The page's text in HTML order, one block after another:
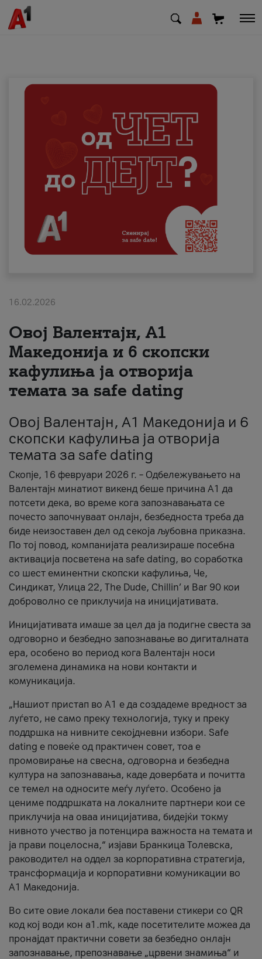
Деловни
Поддршка
Надополни кредит
Плати сметка
#ПодобарОнлајн
16.02.2026
Овој Валентајн, A1
Македонија и 6 скопски
кафулиња ја отворија
темата за safe dating
Овој Валентајн, A1 Македонија и 6
скопски кафулиња ја отворија
темата за safe dating
Скопје, 16 февруари 2026 г. – Одбележувањето на
Валентајн минатиот викенд беше причина А1 да
потсети дека, во време кога запознавањата се
почесто започнуваат онлајн, безбедноста треба да
биде неизоставен дел од секоја љубовна приказна.
По тој повод, компанијата реализираше посебна
активација посветена на safe dating, во соработка
со шест еминентни скопски кафулиња, Че,
Синдикат, Улица 22, The Dude, Chillin’ и Bar 90 кои
доброволно се приклучија на иницијативата.
Иницијативата имаше за цел да ја подигне свеста за
одговорно и безбедно запознавање во дигиталната
ера, особено во период кога Валентајн носи
зголемена динамика на нови контакти и
комуникација.
„Нашиот пристап во А1 е да создадеме вредност за
луѓето, не само преку технологија, туку и преку
поддршка на нивните секојдневни избори. Safe
dating е повеќе од практичен совет, тоа е
промовирање на свесна, одговорна и безбедна
култура на запознавања, каде довербата и почитта
се темел на односите меѓу луѓето. Особено ја
цениме поддршката на локалните партнери кои се
приклучија на оваа иницијатива, бидејќи токму
нивното учество ја потенцира важноста на темата и
ја прави поцелосна,“ изјави Бранкица Толевска,
раководител на оддел за корпоративна стратегија,
трансформација и корпоративни комуникации во
А1 Македонија.
Во сите овие локали беа поставени стикери со QR
код кој води кон a1.mk, каде посетителите можеа да
пронајдат практични совети за безбедно онлајн
запознавање, препознавање „црвени знамиња“ и